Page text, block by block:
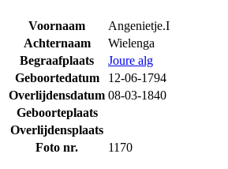
Voornaam
Angenietje.I
Achternaam
Wielenga
Begraafplaats
Joure alg
Geboortedatum
12-06-1794
Overlijdensdatum 08-03-1840
Geboorteplaats
Overlijdensplaats
Foto nr.
1170